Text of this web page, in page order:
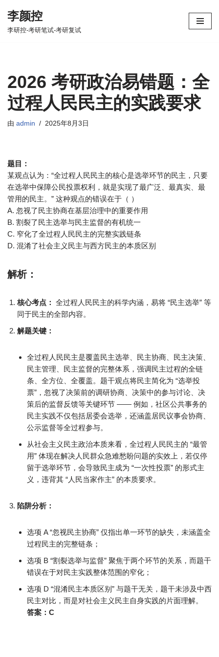
跳
李颜控
李研控-考研笔试-考研复试
2026 考研政治易错题：全
过程人民民主的实践要求
由 admin 2025年8月3日
题目：
某观点认为：“全过程人民民主的核心是选举环节的民主，只要
在选举中保障公民投票权利，就是实现了最广泛、最真实、最
管用的民主。” 这种观点的错误在于（ ）
A. 忽视了民主协商在基层治理中的重要作用
B. 割裂了民主选举与民主监督的有机统一
C. 窄化了全过程人民民主的完整实践链条
D. 混淆了社会主义民主与西方民主的本质区别
解析：
核心考点： 全过程人民民主的科学内涵，易将 “民主选举” 等
同于民主的全部内容。
解题关键：
全过程人民民主是覆盖民主选举、民主协商、民主决策、
民主管理、民主监督的完整体系，强调民主过程的全链
条、全方位、全覆盖。题干观点将民主简化为 “选举投
票”，忽视了决策前的调研协商、决策中的参与讨论、决
策后的监督反馈等关键环节 —— 例如，社区公共事务的
民主实践不仅包括居委会选举，还涵盖居民议事会协商、
公示监督等全过程参与。
从社会主义民主政治本质来看，全过程人民民主的 “最管
用” 体现在解决人民群众急难愁盼问题的实效上，若仅停
留于选举环节，会导致民主成为 “一次性投票” 的形式主
义，违背其 “人民当家作主” 的本质要求。
陷阱分析：
选项 A “忽视民主协商” 仅指出单一环节的缺失，未涵盖全
过程民主的完整链条；
选项 B “割裂选举与监督” 聚焦于两个环节的关系，而题干
错误在于对民主实践整体范围的窄化；
选项 D “混淆民主本质区别” 与题干无关，题干未涉及中西
民主对比，而是对社会主义民主自身实践的片面理解。
答案：C